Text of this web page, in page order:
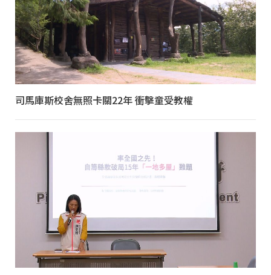
司馬庫斯校舍無照卡關22年 衝擊童受教權